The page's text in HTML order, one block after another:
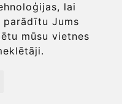
lai
parādītu Jums
mūsu vietnes